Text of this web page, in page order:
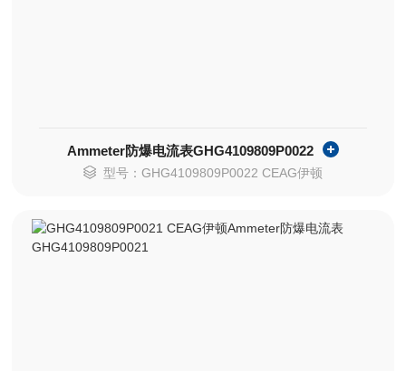
Ammeter防爆电流表GHG4109809P0022
型号：GHG4109809P0022 CEAG伊顿